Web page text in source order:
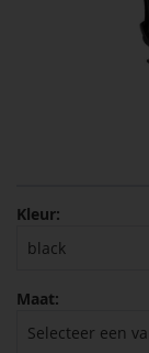
Kleur:
black
Maat:
Selecteer een